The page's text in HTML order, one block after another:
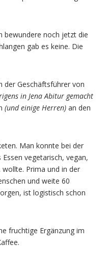
bewundere noch jetzt die
gab es keine. Die
der Geschäftsführer von
in Jena Abitur gemacht
(und einige Herren) an den
Man konnte bei der
vegetarisch, vegan,
Prima und in der
und weite 60
ist logistisch schon
fruchtige Ergänzung im